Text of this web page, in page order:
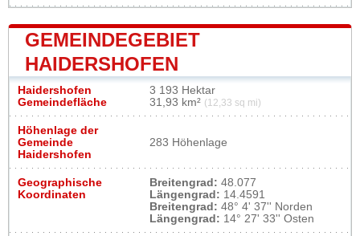
GEMEINDEGEBIET
HAIDERSHOFEN
Haidershofen
Gemeindefläche
3 193 Hektar
31,93 km² (12,33 sq mi)
Höhenlage der
Gemeinde
Haidershofen
283 Höhenlage
Geographische
Koordinaten
Breitengrad: 48.077
Längengrad: 14.4591
Breitengrad: 48° 4' 37'' Norden
Längengrad: 14° 27' 33'' Osten